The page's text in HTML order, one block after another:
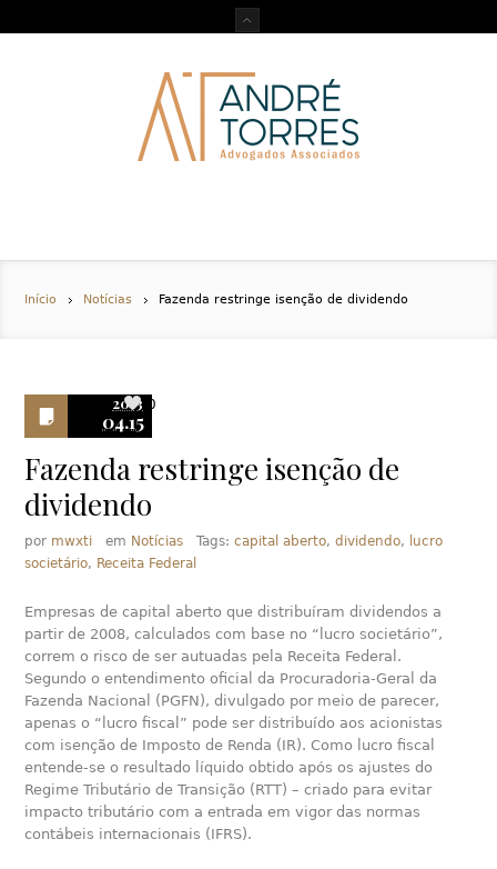
Início Notícias Fazenda restringe isenção de dividendo
2013
04.15
0
Fazenda restringe isenção de
dividendo
por mwxti em Notícias Tags:capital aberto,dividendo,
lucro
societário, Receita Federal
Empresas de capital aberto que distribuíram dividendos a
partir de 2008, calculados com base no “lucro societário”,
correm o risco de ser autuadas pela Receita Federal.
Segundo o entendimento oficial da Procuradoria-Geral da
Fazenda Nacional (PGFN), divulgado por meio de parecer,
apenas o “lucro fiscal” pode ser distribuído aos acionistas
com isenção de Imposto de Renda (IR). Como lucro fiscal
entende-se o resultado líquido obtido após os ajustes do
Regime Tributário de Transição (RTT) – criado para evitar
impacto tributário com a entrada em vigor das normas
contábeis internacionais (IFRS).